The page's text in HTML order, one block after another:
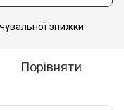
знижки
Порівняти